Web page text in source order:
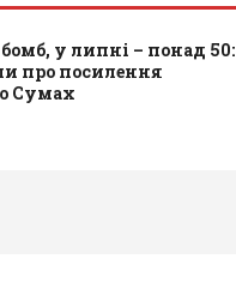
бомб, у липні – понад 50:
про посилення
Сумах